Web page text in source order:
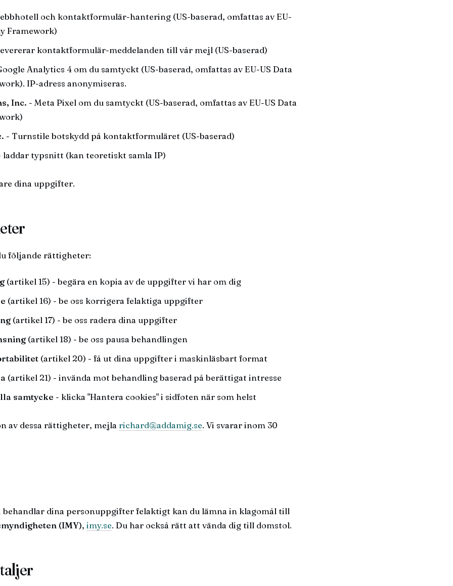
och kontaktformulär-hantering (US-baserad, omfattas av EU-
Framework)
kontaktformulär-meddelanden till vår mejl (US-baserad)
Analytics 4 om du samtyckt (US-baserad, omfattas av EU-US Data
IP-adress anonymiseras.
Inc. - Meta Pixel om du samtyckt (US-baserad, omfattas av EU-US Data
- Turnstile botskydd på kontaktformuläret (US-baserad)
typsnitt (kan teoretiskt samla IP)
dina uppgifter.
följande rättigheter:
(artikel 15) - begära en kopia av de uppgifter vi har om dig
(artikel 16) - be oss korrigera felaktiga uppgifter
(artikel 17) - be oss radera dina uppgifter
(artikel 18) - be oss pausa behandlingen
(artikel 20) - få ut dina uppgifter i maskinläsbart format
(artikel 21) - invända mot behandling baserad på berättigat intresse
samtycke - klicka "Hantera cookies" i sidfoten när som helst
av dessa rättigheter, mejla richard@addamig.se. Vi svarar inom 30
behandlar dina personuppgifter felaktigt kan du lämna in klagomål till
(IMY), imy.se. Du har också rätt att vända dig till domstol.